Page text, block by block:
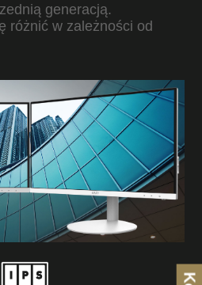
generacją.
różnić w zależności od